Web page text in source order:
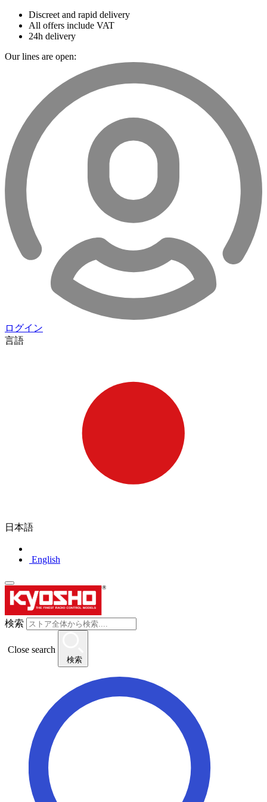
Discreet and rapid delivery
All offers include VAT
24h delivery
Our lines are open:
ログイン
言語
日本語
English
検索
Close search
検索